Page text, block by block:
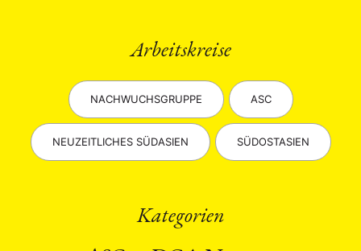
Arbeitskreise
NACHWUCHSGRUPPE ASC
NEUZEITLICHES SÜDASIEN SÜDOSTASIEN
Kategorien